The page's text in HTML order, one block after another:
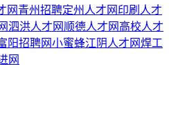
网 青州招聘定州人才网 印刷人才
泗洪人才网 顺德人才网 高校人才
阳招聘网小蜜蜂江阴人才网焊工
网